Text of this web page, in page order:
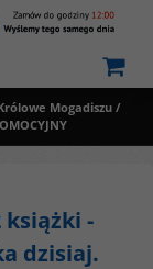
Królowe Mogadiszu /
książki -
dzisiaj.